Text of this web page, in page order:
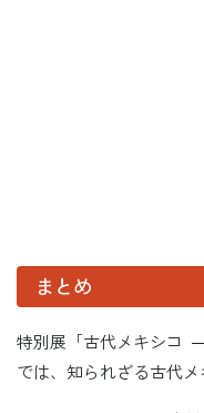
まとめ
特別展「古代メキシコ
では、知られざる古代メ